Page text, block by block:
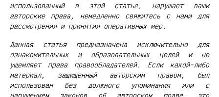
использованный в этой статье, нарушает ваши
авторские права, немедленно свяжитесь с нами для
рассмотрения и принятия оперативных мер.
Данная статья предназначена исключительно для
ознакомительных и образовательных целей и не
ущемляет права правообладателей. Если какой-либо
материал, защищенный авторским правом, был
использован без должного упоминания или с